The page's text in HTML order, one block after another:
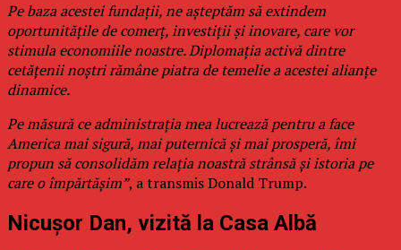
Pe baza acestei fundații, ne așteptăm să extindem
oportunitățile de comerț, investiții și inovare, care vor
stimula economiile noastre. Diplomația activă dintre
cetățenii noștri rămâne piatra de temelie a acestei alianțe
dinamice.
Pe măsură ce administrația mea lucrează pentru a face
America mai sigură, mai puternică și mai prosperă, îmi
propun să consolidăm relația noastră strânsă și istoria pe
care o împărtășim”, a transmis Donald Trump.
Nicușor Dan, vizită la Casa Albă